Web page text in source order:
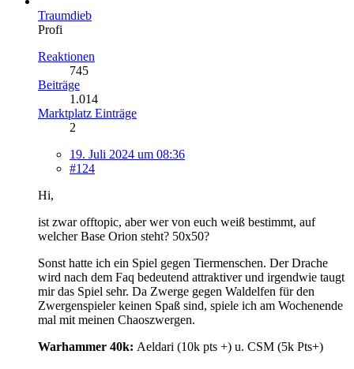
Traumdieb
Profi
Reaktionen
745
Beiträge
1.014
Marktplatz Einträge
2
19. Juli 2024 um 08:36
#124
Hi,
ist zwar offtopic, aber wer von euch weiß bestimmt, auf
welcher Base Orion steht? 50x50?
Sonst hatte ich ein Spiel gegen Tiermenschen. Der Drache
wird nach dem Faq bedeutend attraktiver und irgendwie taugt
mir das Spiel sehr. Da Zwerge gegen Waldelfen für den
Zwergenspieler keinen Spaß sind, spiele ich am Wochenende
mal mit meinen Chaoszwergen.
Warhammer 40k: Aeldari (10k pts +) u. CSM (5k Pts+)